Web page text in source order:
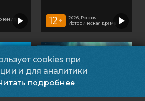
12 +
2026, Россия
Историческая драма
cookies при
и для аналитики
подробнее